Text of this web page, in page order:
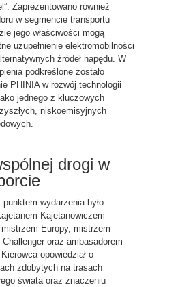
Zaprezentowano również
w segmencie transportu
jego właściwości mogą
uzupełnienie elektromobilności
źródeł napędu. W
podkreślone zostało
PHINIA w rozwój technologii
jednego z kluczowych
niskoemisyjnych
drogi w
wydarzenia było
Kajetanowiczem –
Europy, mistrzem
oraz ambasadorem
opowiedział o
zdobytych na trasach
świata oraz znaczeniu